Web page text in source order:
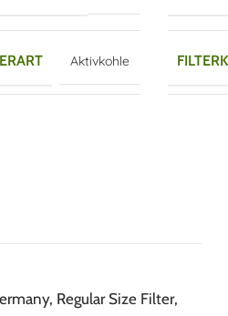
Aktivkohle
, Regular Size Filter,